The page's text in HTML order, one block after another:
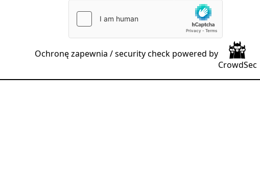
Ochronę zapewnia / security check powered by
CrowdSec